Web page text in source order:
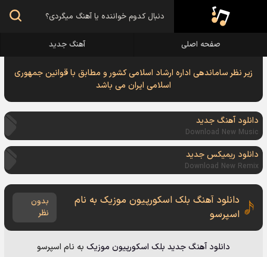
صفحه اصلی آهنگ جدید
زیر نظر ساماندهی اداره ارشاد اسلامی کشور و مطابق با قوانین جمهوری
اسلامی ایران می باشد
دانلود آهنگ جدید
Download New Music
دانلود ریمیکس جدید
Download New Remix
دانلود آهنگ بلک اسکورپیون موزیک به نام
اسپرسو
بدون
نظر
دانلود آهنگ جدید بلک اسکورپیون موزیک به نام اسپرسو